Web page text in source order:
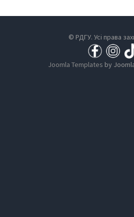
© РДГУ. Усі права
Joomla Templates by